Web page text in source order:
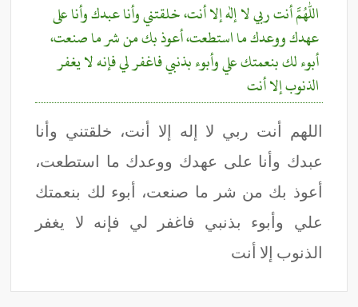
اللهم أنت ربي لا إله إلا أنت، خلقتني وأنا عبدك وأنا على
عهدك ووعدك ما استطعت، أعوذ بك من شر ما صنعت،
أبوء لك بنعمتك علي وأبوء بذنبي فاغفر لي فإنه لا يغفر
الذنوب إلا أنت
اللهم أنت ربي لا إله إلا أنت، خلقتني وأنا
عبدك وأنا على عهدك ووعدك ما استطعت،
أعوذ بك من شر ما صنعت، أبوء لك بنعمتك
علي وأبوء بذنبي فاغفر لي فإنه لا يغفر
الذنوب إلا أنت